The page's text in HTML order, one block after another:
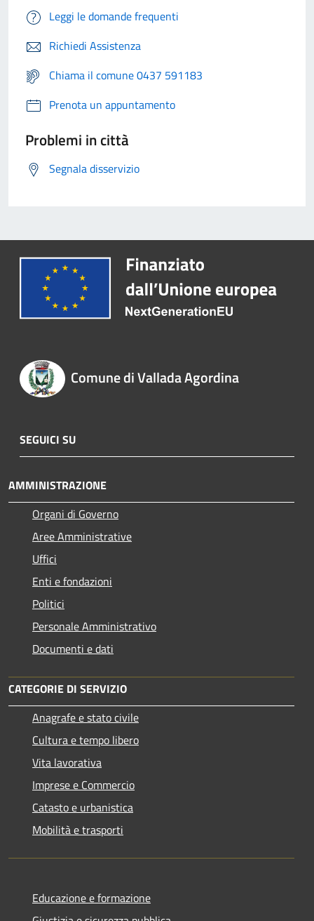
Leggi le domande frequenti
Richiedi Assistenza
Chiama il comune 0437 591183
Prenota un appuntamento
Problemi in città
Segnala disservizio
Comune di Vallada Agordina
SEGUICI SU
AMMINISTRAZIONE
Organi di Governo
Aree Amministrative
Uffici
Enti e fondazioni
Politici
Personale Amministrativo
Documenti e dati
CATEGORIE DI SERVIZIO
Anagrafe e stato civile
Cultura e tempo libero
Vita lavorativa
Imprese e Commercio
Catasto e urbanistica
Mobilità e trasporti
Educazione e formazione